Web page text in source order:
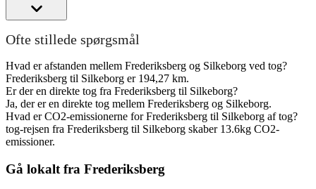
Ofte stillede spørgsmål
Hvad er afstanden mellem Frederiksberg og Silkeborg ved tog?
Frederiksberg til Silkeborg er 194,27 km.
Er der en direkte tog fra Frederiksberg til Silkeborg?
Ja, der er en direkte tog mellem Frederiksberg og Silkeborg.
Hvad er CO2-emissionerne for Frederiksberg til Silkeborg af tog?
tog-rejsen fra Frederiksberg til Silkeborg skaber 13.6kg CO2-
emissioner.
Gå lokalt fra Frederiksberg